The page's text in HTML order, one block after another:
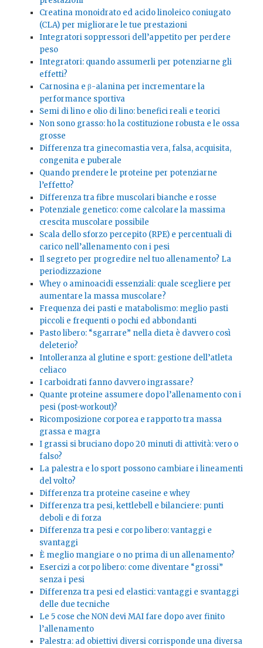
Creatina monoidrato ed acido linoleico coniugato
(CLA) per migliorare le tue prestazioni
Integratori soppressori dell’appetito per perdere
peso
Integratori: quando assumerli per potenziarne gli
effetti?
Carnosina e β-alanina per incrementare la
performance sportiva
Semi di lino e olio di lino: benefici reali e teorici
Non sono grasso: ho la costituzione robusta e le ossa
grosse
Differenza tra ginecomastia vera, falsa, acquisita,
congenita e puberale
Quando prendere le proteine per potenziarne
l’effetto?
Differenza tra fibre muscolari bianche e rosse
Potenziale genetico: come calcolare la massima
crescita muscolare possibile
Scala dello sforzo percepito (RPE) e percentuali di
carico nell’allenamento con i pesi
Il segreto per progredire nel tuo allenamento? La
periodizzazione
Whey o aminoacidi essenziali: quale scegliere per
aumentare la massa muscolare?
Frequenza dei pasti e matabolismo: meglio pasti
piccoli e frequenti o pochi ed abbondanti
Pasto libero: “sgarrare” nella dieta è davvero così
deleterio?
Intolleranza al glutine e sport: gestione dell’atleta
celiaco
I carboidrati fanno davvero ingrassare?
Quante proteine assumere dopo l’allenamento con i
pesi (post-workout)?
Ricomposizione corporea e rapporto tra massa
grassa e magra
I grassi si bruciano dopo 20 minuti di attività: vero o
falso?
La palestra e lo sport possono cambiare i lineamenti
del volto?
Differenza tra proteine caseine e whey
Differenza tra pesi, kettlebell e bilanciere: punti
deboli e di forza
Differenza tra pesi e corpo libero: vantaggi e
svantaggi
È meglio mangiare o no prima di un allenamento?
Esercizi a corpo libero: come diventare “grossi”
senza i pesi
Differenza tra pesi ed elastici: vantaggi e svantaggi
delle due tecniche
Le 5 cose che NON devi MAI fare dopo aver finito
l’allenamento
Palestra: ad obiettivi diversi corrisponde una diversa